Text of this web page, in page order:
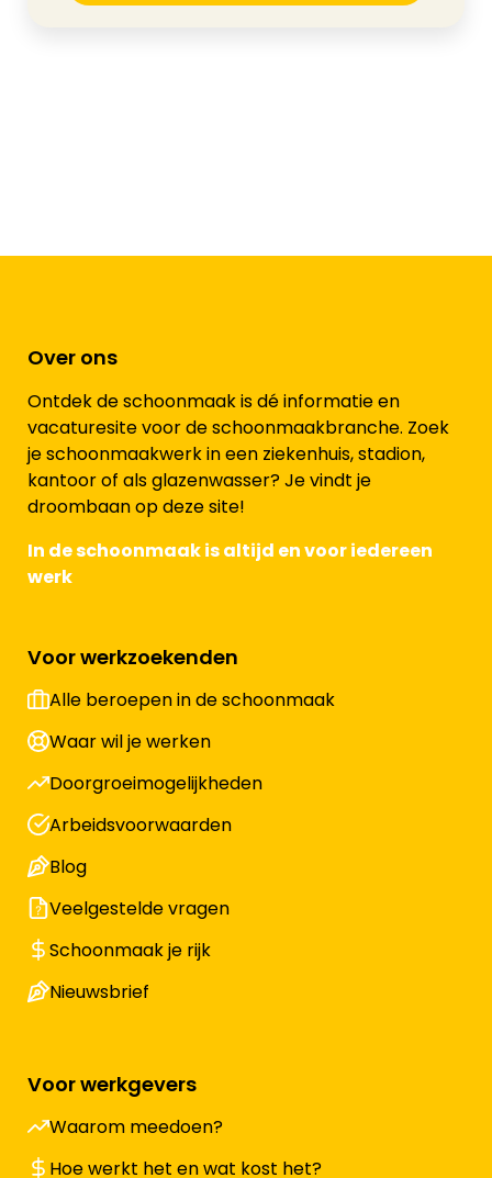
Over ons
Ontdek de schoonmaak is dé informatie en
vacaturesite voor de schoonmaakbranche. Zoek
je schoonmaakwerk in een ziekenhuis, stadion,
kantoor of als glazenwasser? Je vindt je
droombaan op deze site!
In de schoonmaak is altijd en voor iedereen
werk
Voor werkzoekenden
Alle beroepen in de schoonmaak
Waar wil je werken
Doorgroeimogelijkheden
Arbeidsvoorwaarden
Blog
Veelgestelde vragen
Schoonmaak je rijk
Nieuwsbrief
Voor werkgevers
Waarom meedoen?
Hoe werkt het en wat kost het?